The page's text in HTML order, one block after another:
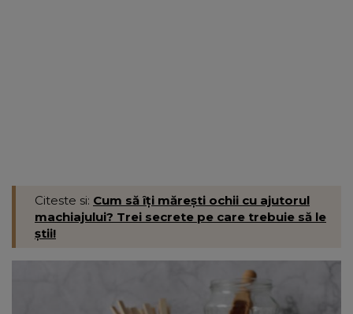
Citeste si: Cum să îți mărești ochii cu ajutorul
machiajului? Trei secrete pe care trebuie să le
știi!